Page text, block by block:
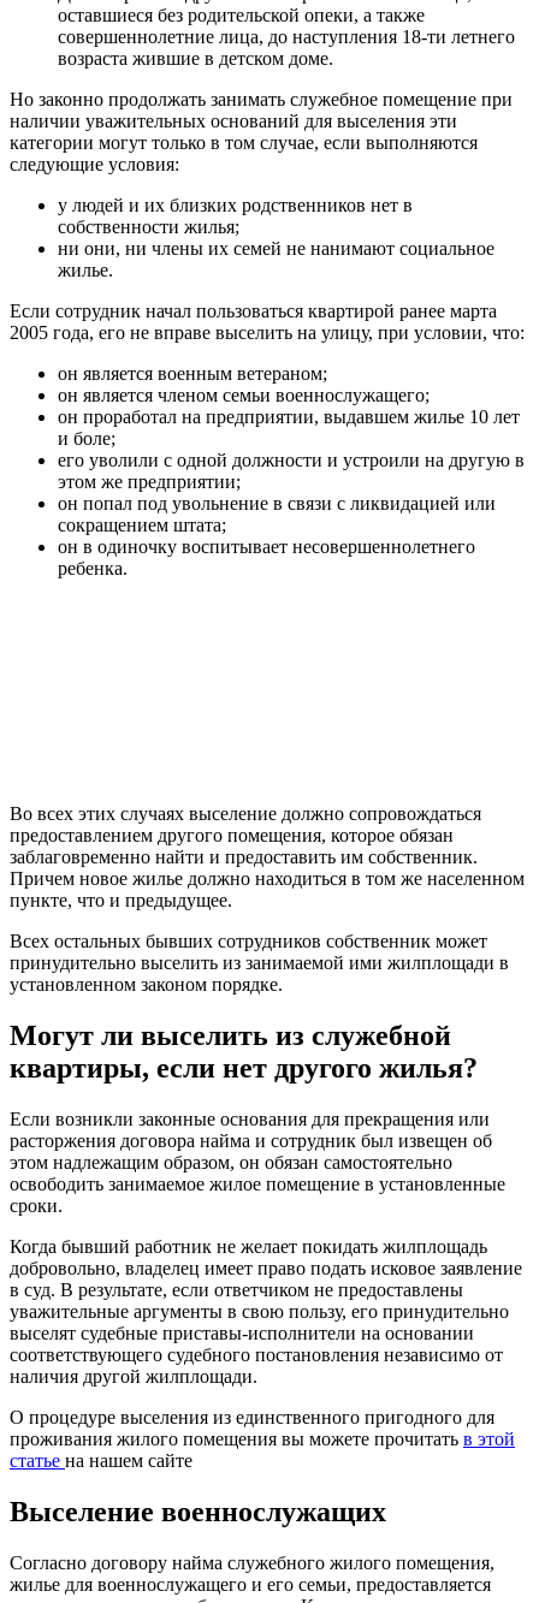
оставшиеся без родительской опеки, а также
совершеннолетние лица, до наступления 18-ти летнего
возраста жившие в детском доме.
Но законно продолжать занимать служебное помещение при
наличии уважительных оснований для выселения эти
категории могут только в том случае, если выполняются
следующие условия:
у людей и их близких родственников нет в
собственности жилья;
ни они, ни члены их семей не нанимают социальное
жилье.
Если сотрудник начал пользоваться квартирой ранее марта
2005 года, его не вправе выселить на улицу, при условии, что:
он является военным ветераном;
он является членом семьи военнослужащего;
он проработал на предприятии, выдавшем жилье 10 лет
и боле;
его уволили с одной должности и устроили на другую в
этом же предприятии;
он попал под увольнение в связи с ликвидацией или
сокращением штата;
он в одиночку воспитывает несовершеннолетнего
ребенка.
Во всех этих случаях выселение должно сопровождаться
предоставлением другого помещения, которое обязан
заблаговременно найти и предоставить им собственник.
Причем новое жилье должно находиться в том же населенном
пункте, что и предыдущее.
Всех остальных бывших сотрудников собственник может
принудительно выселить из занимаемой ими жилплощади в
установленном законом порядке.
Могут ли выселить из служебной
квартиры, если нет другого жилья?
Если возникли законные основания для прекращения или
расторжения договора найма и сотрудник был извещен об
этом надлежащим образом, он обязан самостоятельно
освободить занимаемое жилое помещение в установленные
сроки.
Когда бывший работник не желает покидать жилплощадь
добровольно, владелец имеет право подать исковое заявление
в суд. В результате, если ответчиком не предоставлены
уважительные аргументы в свою пользу, его принудительно
выселят судебные приставы-исполнители на основании
соответствующего судебного постановления независимо от
наличия другой жилплощади.
О процедуре выселения из единственного пригодного для
проживания жилого помещения вы можете прочитать в этой
статье на нашем сайте
Выселение военнослужащих
Согласно договору найма служебного жилого помещения,
жилье для военнослужащего и его семьи, предоставляется